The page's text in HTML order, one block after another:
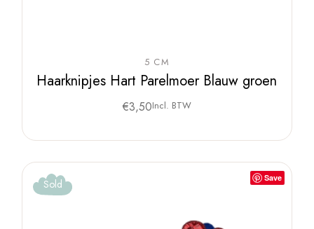
5 CM
Haarknipjes Hart Parelmoer Blauw groen
€3,50Incl. BTW
Save
Sold